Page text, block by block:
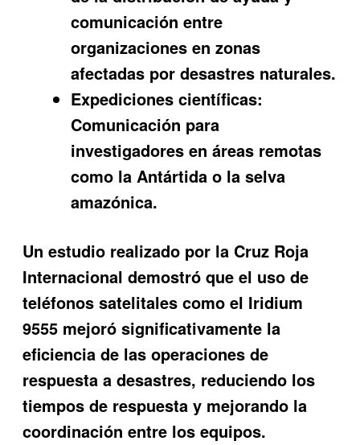
comunicación entre
organizaciones en zonas
afectadas por desastres naturales.
Expediciones científicas:
Comunicación para
investigadores en áreas remotas
como la Antártida o la selva
amazónica.
Un estudio realizado por la Cruz Roja
Internacional demostró que el uso de
teléfonos satelitales como el Iridium
9555 mejoró significativamente la
eficiencia de las operaciones de
respuesta a desastres, reduciendo los
tiempos de respuesta y mejorando la
coordinación entre los equipos.